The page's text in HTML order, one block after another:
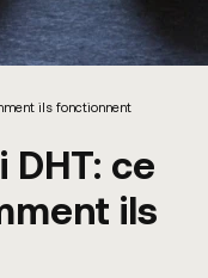
ils fonctionnent
ce
ils